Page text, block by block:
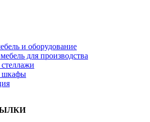
и оборудование
для производства
шкафы